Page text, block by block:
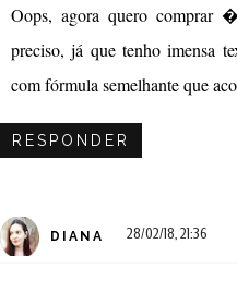
Oops, agora quero comprar
preciso, já que tenho imensa
com fórmula semelhante que
RESPONDER
DIANA 28/02/18, 21:36